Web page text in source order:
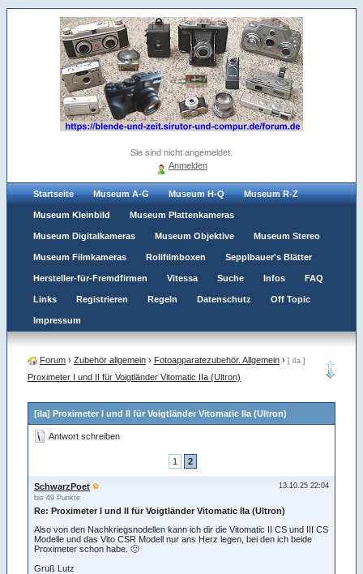
Sie sind nicht angemeldet.
Anmelden
Startseite Museum A-G Museum H-Q Museum R-Z
Museum Kleinbild Museum Plattenkameras
Museum Digitalkameras Museum Objektive Museum Stereo
Museum Filmkameras Rollfilmboxen Sepplbauer's Blätter
Hersteller-für-Fremdfirmen Vitessa Suche Infos FAQ
Links Registrieren Regeln Datenschutz Off Topic
Impressum
Forum › Zubehör allgemein › Fotoapparatezubehör. Allgemein › [ iIa ]
Proximeter I und II für Voigtländer Vitomatic IIa (Ultron)
[iIa] Proximeter I und II für Voigtländer Vitomatic IIa (Ultron)
Antwort schreiben
1 2
13.10.25 22:04
SchwarzPoet
bis 49 Punkte
Re: Proximeter I und II für Voigtländer Vitomatic IIa (Ultron)
Also von den Nachkriegsnodellen kann ich dir die Vitomatic II CS und III CS
Modelle und das Vito CSR Modell nur ans Herz legen, bei den ich beide
Proximeter schon habe. 🙂
Gruß Lutz